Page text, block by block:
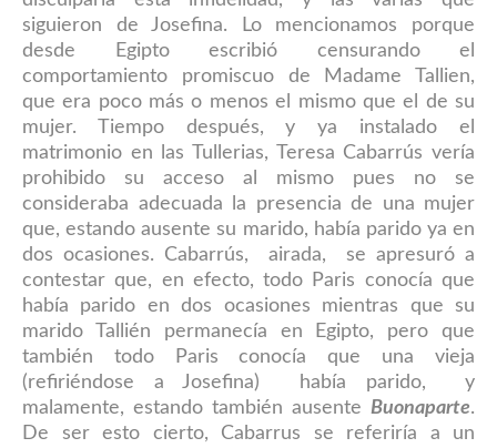
siguieron de Josefina. Lo mencionamos porque
desde Egipto escribió censurando el
comportamiento promiscuo de Madame Tallien,
que era poco más o menos el mismo que el de su
mujer. Tiempo después, y ya instalado el
matrimonio en las Tullerias, Teresa Cabarrús vería
prohibido su acceso al mismo pues no se
consideraba adecuada la presencia de una mujer
que, estando ausente su marido, había parido ya en
dos ocasiones. Cabarrús, airada, se apresuró a
contestar que, en efecto, todo Paris conocía que
había parido en dos ocasiones mientras que su
marido Tallién permanecía en Egipto, pero que
también todo Paris conocía que una vieja
(refiriéndose a Josefina) había parido, y
malamente, estando también ausente Buonaparte.
De ser esto cierto, Cabarrus se referiría a un